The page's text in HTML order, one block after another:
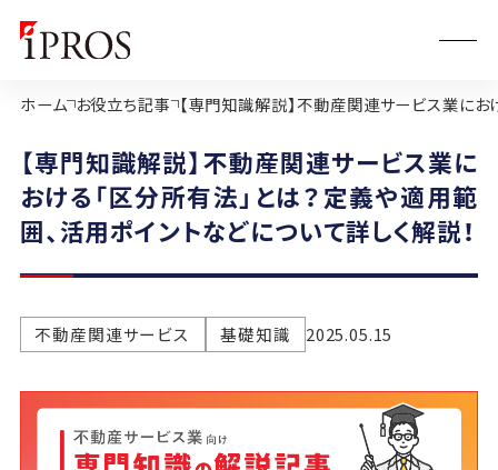
ホーム お役立ち記事 【専門知識解説】不動産関連サービス業にお
【専門知識解説】不動産関連サービス業に
おける「区分所有法」とは？定義や適用範
囲、活用ポイントなどについて詳しく解説！
不動産関連サービス 基礎知識 2025.05.15